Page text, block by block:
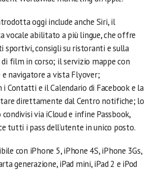
oggi include anche Siri, il
vocale abilitato a più lingue, che offre
sportivi, consigli su ristoranti e sulla
film in corso; il servizio mappe con
navigatore a vista Flyover;
i Contatti e il Calendario di Facebook e la
direttamente dal Centro notifiche; lo
via iCloud e infine Passbook,
tutti i pass dell’utente in unico posto.
con iPhone 5, iPhone 4S, iPhone 3Gs,
generazione, iPad mini, iPad 2 e iPod